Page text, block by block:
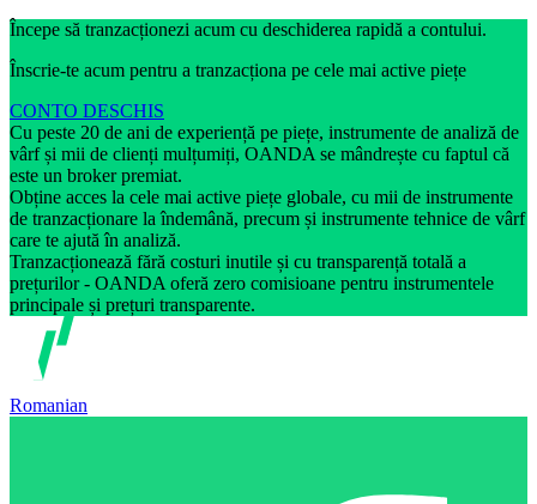
Începe să tranzacționezi acum cu deschiderea rapidă a contului.
Înscrie-te acum pentru a tranzacționa pe cele mai active piețe
CONTO DESCHIS
Cu peste 20 de ani de experiență pe piețe, instrumente de analiză de
vârf și mii de clienți mulțumiți, OANDA se mândrește cu faptul că
este un broker premiat.
Obține acces la cele mai active piețe globale, cu mii de instrumente
de tranzacționare la îndemână, precum și instrumente tehnice de vârf
care te ajută în analiză.
Tranzacționează fără costuri inutile și cu transparență totală a
prețurilor - OANDA oferă zero comisioane pentru instrumentele
principale și prețuri transparente.
Romanian